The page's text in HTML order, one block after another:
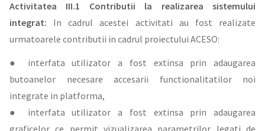
Activitatea III.1 Contributii la realizarea sistemului
integrat: In cadrul acestei activitati au fost realizate
urmatoarele contributii in cadrul proiectului ACESO:
● interfata utilizator a fost extinsa prin adaugarea
butoanelor necesare accesarii functionalitatilor noi
integrate in platforma,
● interfata utilizator a fost extinsa prin adaugarea
graficelor ce permit vizualizarea parametrilor legati de